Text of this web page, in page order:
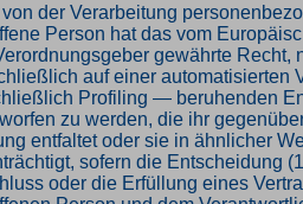
der Verarbeitung
Person hat das vom
gewährte Recht,
auf einer automatisierten
Profiling — beruhenden
zu werden, die ihr
entfaltet oder sie in ähnlicher
sofern die Entscheidung
oder die Erfüllung eines